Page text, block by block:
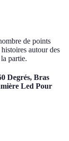
de points
autour des
partie.
Degrés, Bras
Led Pour